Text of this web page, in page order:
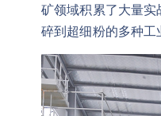
矿领域积累了大量
碎到超细粉的多种工